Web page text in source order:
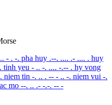
- . -. pha huy .--. .... .- .... . huy
tinh yeu - .. -. .... -.-- . hy vong
niem tin -. .. . -- - .. -. niem vui -.
mo --. .. .- -.-. -- -